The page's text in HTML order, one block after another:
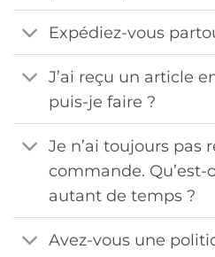
Expédiez-vous
J’ai reçu un article
puis-je faire ?
Je n’ai toujours pas
commande. Qu’est-
autant de temps ?
Avez-vous une